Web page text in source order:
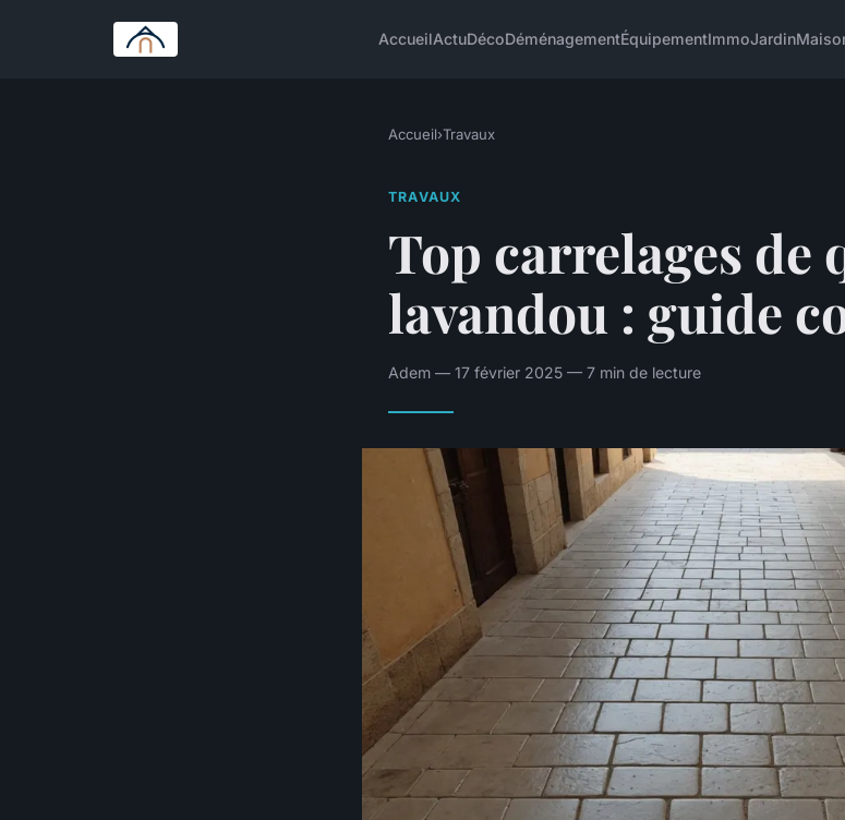
AccueilActuDécoDéménagementÉquipementImmoJardin
Accueil›Travaux
TRAVAUX
Top carrelages de
lavandou : guide
Adem — 17 février 2025 — 7 min de lecture